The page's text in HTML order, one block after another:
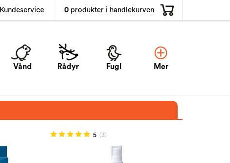
Kundeservice 0 produkter i handlekurven
Vånd Rådyr Fugl Mer
5 (3)